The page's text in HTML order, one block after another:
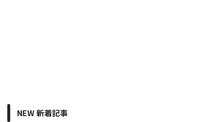
NEW 新着記事